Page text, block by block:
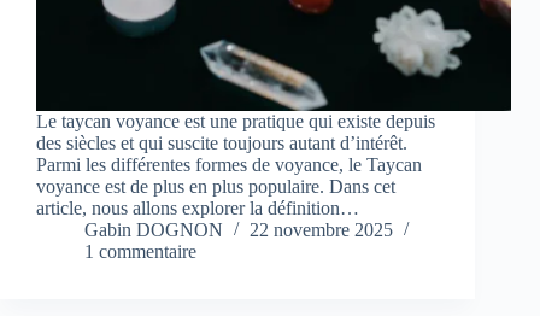
Le taycan voyance est une pratique qui existe depuis
des siècles et qui suscite toujours autant d’intérêt.
Parmi les différentes formes de voyance, le Taycan
voyance est de plus en plus populaire. Dans cet
article, nous allons explorer la définition…
Gabin DOGNON
22 novembre 2025
1 commentaire